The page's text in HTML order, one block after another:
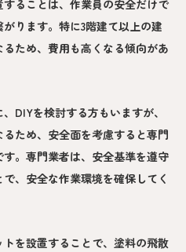
ることは、作業員の安全だけで
ります。特に3階建て以上の建
ため、費用も高くなる傾向があ
DIYを検討する方もいますが、
ため、安全面を考慮すると専門
。専門業者は、安全基準を遵守
、安全な作業環境を確保してく
を設置することで、塗料の飛散